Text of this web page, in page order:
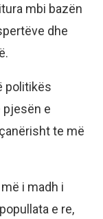
mbi bazën
dhe
politikës
pjesën e
te më
i madh i
e re,